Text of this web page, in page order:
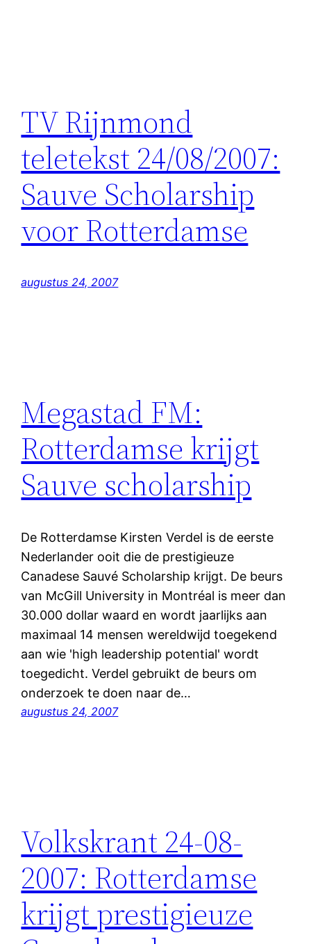
TV Rijnmond
teletekst 24/08/2007:
Sauve Scholarship
voor Rotterdamse
augustus 24, 2007
Megastad FM:
Rotterdamse krijgt
Sauve scholarship
De Rotterdamse Kirsten Verdel is de eerste
Nederlander ooit die de prestigieuze
Canadese Sauvé Scholarship krijgt. De beurs
van McGill University in Montréal is meer dan
30.000 dollar waard en wordt jaarlijks aan
maximaal 14 mensen wereldwijd toegekend
aan wie 'high leadership potential' wordt
toegedicht. Verdel gebruikt de beurs om
onderzoek te doen naar de…
augustus 24, 2007
Volkskrant 24-08-
2007: Rotterdamse
krijgt prestigieuze